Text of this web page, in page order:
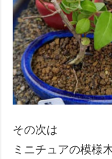
その次は
ミニチュアの模様